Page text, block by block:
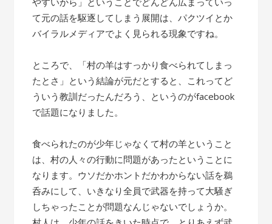
て元の話を駆逐してしまう展開は、パクツイとか
バイラルメディアでよく見られる現象ですね。
ところで、「村の羊はすっかり食べられてしまっ
たとさ」という結論が元だとすると、これってど
ういう教訓だったんだろう、というのがfacebook
で話題になりました。
食べられたのが少年じゃなくて村の羊ということ
は、村の人々の行動に問題があったということに
なります。ウソだかホントだかわからない話を鵜
呑みにして、いきなり全員で武器を持って大騒ぎ
しちゃったことが問題なんじゃないでしょうか。